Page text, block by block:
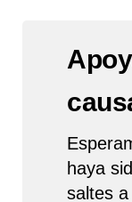
haya
saltes